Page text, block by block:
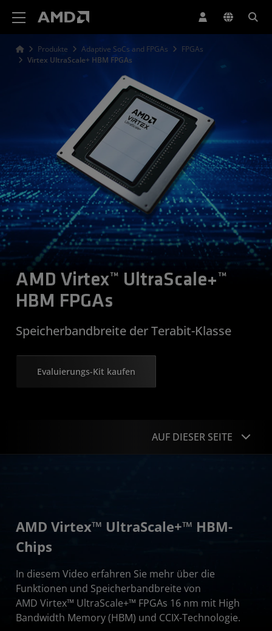
Produkte Adaptive SoCs and FPGAs
FPGAs
Virtex UltraScale+ HBM FPGAs
AMD Virtex™ UltraScale+™
HBM FPGAs
Speicherbandbreite der Terabit-Klasse
Evaluierungs-Kit kaufen
AUF DIESER SEITE
Produkttabelle
Ressourcen
AMD Virtex™ UltraScale+™ HBM-
Chips
In diesem Video erfahren Sie mehr über die
Funktionen und Speicherbandbreite von
AMD Virtex™ UltraScale+™ FPGAs 16 nm mit High
Bandwidth Memory (HBM) und CCIX-Technologie.